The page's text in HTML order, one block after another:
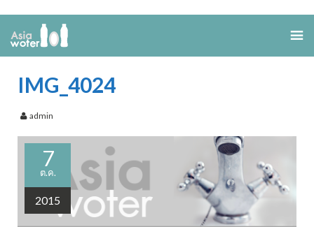
IMG_4024
admin
7
ต.ค.
2015